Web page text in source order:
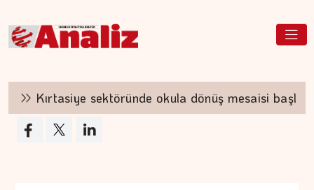
Kırtasiye sektöründe okula dönüş mesaisi başladı